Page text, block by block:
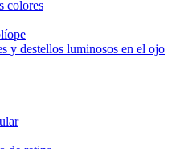
colores
y destellos luminosos en el ojo